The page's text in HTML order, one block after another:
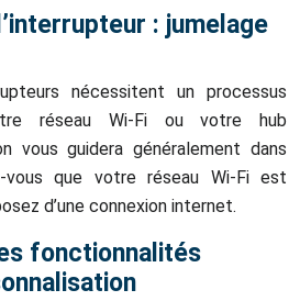
: jumelage
nécessitent un processus
réseau Wi-Fi ou votre hub
vous guidera généralement dans
que votre réseau Wi-Fi est
d’une connexion internet.
fonctionnalités